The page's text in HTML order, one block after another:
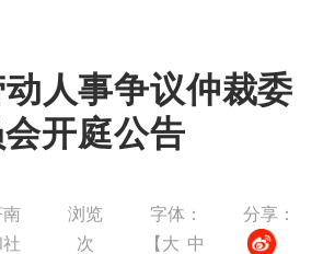
人事争议仲裁委
会开庭公告
南
浏览
次
字体：
【 大 中
分享：